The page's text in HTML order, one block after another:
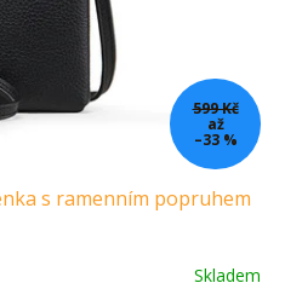
599 Kč
až
–33 %
s ramenním popruhem
Skladem